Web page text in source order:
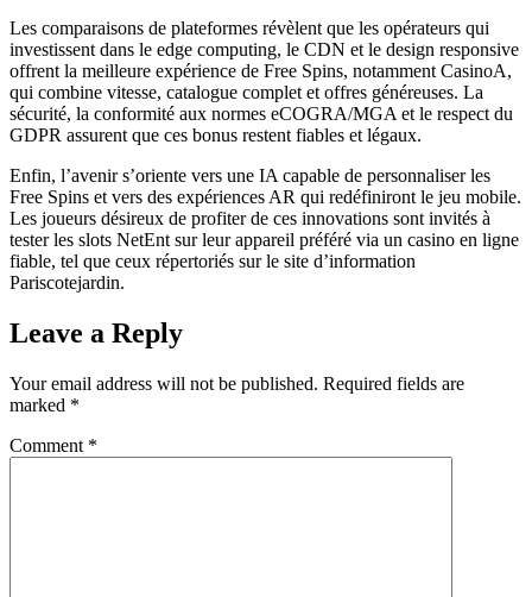
Les comparaisons de plateformes révèlent que les opérateurs qui
investissent dans le edge computing, le CDN et le design responsive
offrent la meilleure expérience de Free Spins, notamment CasinoA,
qui combine vitesse, catalogue complet et offres généreuses. La
sécurité, la conformité aux normes eCOGRA/MGA et le respect du
GDPR assurent que ces bonus restent fiables et légaux.
Enfin, l’avenir s’oriente vers une IA capable de personnaliser les
Free Spins et vers des expériences AR qui redéfiniront le jeu mobile.
Les joueurs désireux de profiter de ces innovations sont invités à
tester les slots NetEnt sur leur appareil préféré via un casino en ligne
fiable, tel que ceux répertoriés sur le site d’information
Pariscotejardin.
Leave a Reply
Your email address will not be published. Required fields are
marked *
Comment *